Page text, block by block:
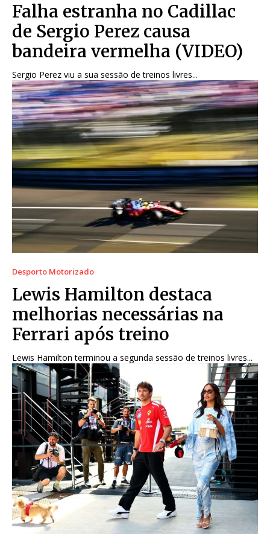
Falha estranha no Cadillac
de Sergio Perez causa
bandeira vermelha (VIDEO)
Sergio Perez viu a sua sessão de treinos livres...
Desporto Motorizado
Lewis Hamilton destaca
melhorias necessárias na
Ferrari após treino
Lewis Hamilton terminou a segunda sessão de treinos livres...